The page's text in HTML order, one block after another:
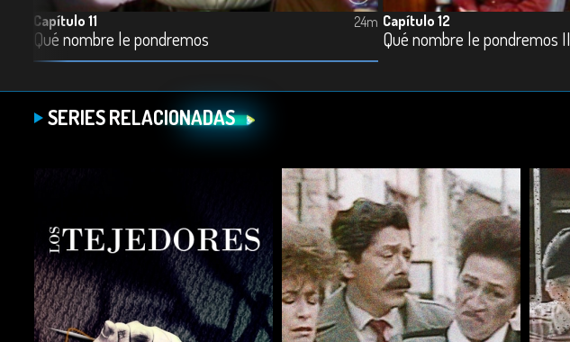
Capítulo 11
Qué nombre le pondremos
24m Capítulo 12
Qué nombre le pondremos II
SERIES RELACIONADAS